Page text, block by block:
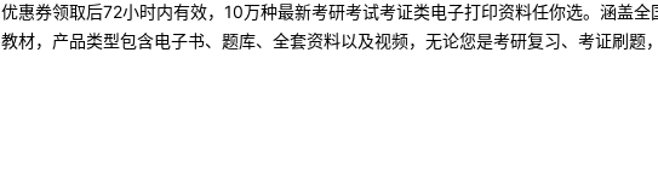
优惠券领取后72小时内有效，10万种最新考研考试考证类电子打印资料任你选。涵盖
教材，产品类型包含电子书、题库、全套资料以及视频，无论您是考研复习、考证刷